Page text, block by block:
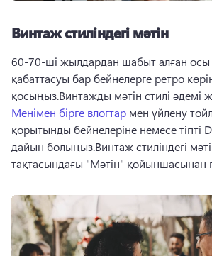
Винтаж стиліндегі мәтін
60-70-ші жылдардан шабыт алған осы
қабаттасуы бар бейнелерге ретро
қосыңыз.Винтажды мәтін стилі әдемі
Менімен бірге влогтар мен үйлену
қорытынды бейнелеріне немесе тіпті
дайын болыңыз.Винтаж стиліндегі
тақтасындағы "Мәтін" қойыншасынан